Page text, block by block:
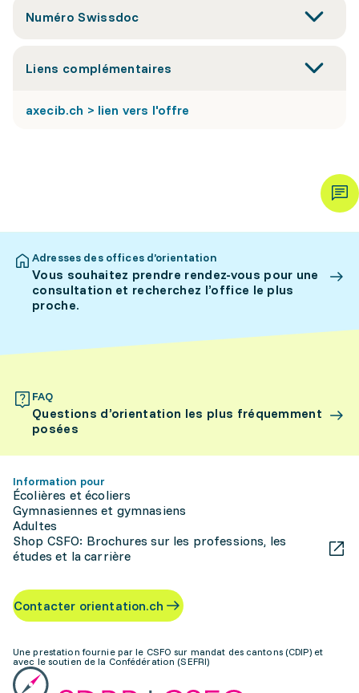
Numéro Swissdoc
Liens complémentaires
axecib.ch > lien vers l'offre
Adresses des offices d’orientation
Vous souhaitez prendre rendez-vous pour une
consultation et recherchez l’office le plus
proche.
FAQ
Questions d’orientation les plus fréquemment
posées
Information pour
Écolières et écoliers
Gymnasiennes et gymnasiens
Adultes
Shop CSFO: Brochures sur les professions, les
études et la carrière
Contacter orientation.ch
Une prestation fournie par le CSFO sur mandat des cantons (CDIP) et
avec le soutien de la Confédération (SEFRI)